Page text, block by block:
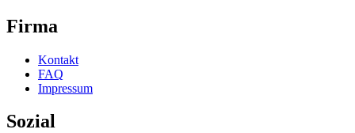
Firma
Kontakt
FAQ
Impressum
Sozial